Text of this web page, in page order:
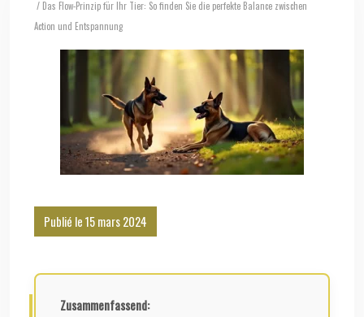
/ Das Flow-Prinzip für Ihr Tier: So finden Sie die perfekte Balance zwischen
Action und Entspannung
Publié le 15 mars 2024
Zusammenfassend: